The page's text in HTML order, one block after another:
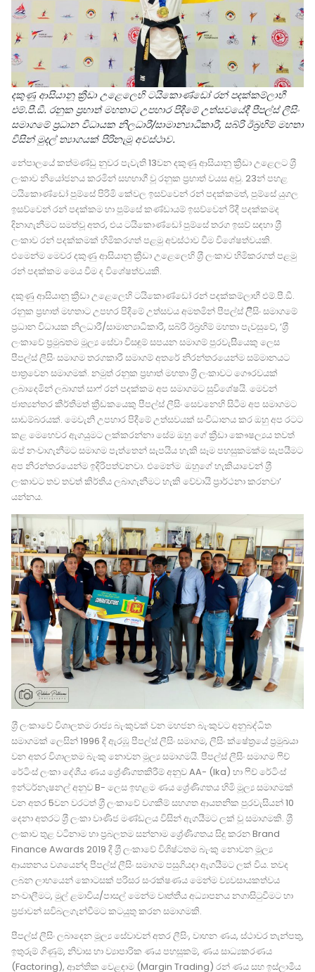
දකුණු ආසියානූ ක්‍රීඩා උළෙලෙහි ටයිකොණ්ඩෝ රන් පදක්කම්ලාභී
එම්.පී.ඞී. රනුක ප‍්‍රභාත් මහතාට උපහාර පිදීමේ උත්සවයේදී පීපල්ස් ලීසිං
සමාගමේ ප‍්‍රධාන විධායක නිලධාරී/සාමාන්‍යාධිකාරී, සබ්රි ඊබ‍්‍රහිම් මහතා
විසින් මුදල් ත්‍යාගයක් පිරිනැමූ අවස්ථාව.
නේපාලයේ කත්මණ්ඩු නුවර පැවැති 13වන දකුණු ආසියානු ක්‍රීඩා උළෙලට ශ‍්‍රී
ලංකාව නියෝජනය කරමින් සහභාගී වූ රනුක ප‍්‍රභාත් වයස අවු. 23න් පහළ
ටයිකොණ්ඩෝ පුම්සේ පිරිමි කේවල ඉසව්වෙන් රන් පදක්කමත්, පුම්සේ යුගල
ඉසව්වෙන් රන් පදක්කම හා පුම්සේ කණ්ඩායම් ඉසව්වෙන් රිදී පදක්කමද
දිනාගැනීමට සමත්වූ අතර, එය ටයිකොණ්ඩෝ පුම්සේ තරග ඉසව් සඳහා ශ‍්‍රී
ලංකාව රන් පදක්කමක් හිමිකරගත් පළමු අවස්ථාව වීම විශේෂත්වයකි.
එමෙන්ම මෙවර දකුණු ආසියානු ක්‍රීඩා උළෙලෙහි ශ‍්‍රී ලංකාව හිමිකරගත් පළමු
රන් පදක්කම මෙය වීම ද විශේෂත්වයකි.
දකුණු ආසියානූ ක්‍රීඩා උළෙලෙහි ටයිකොණ්ඩෝ රන් පදක්කම්ලාභී එම්.පී.ඞී.
රනුක ප‍්‍රභාත් මහතාට උපහර පිදීමේ උත්සවය අමතමින් පීපල්ස් ලීිසිං සමාගමේ
ප‍්‍රධාන විධායක නිලධාරී/සාමාන්‍යාධිකාරී, සබ්රි ඊබ‍්‍රහිම් මහතා පැවසුවේ, ‘ශ‍්‍රී
ලංකාවේ ප‍්‍රමුඛතම මූල්‍ය සේවා විසඳුම් සපයන සමාගම් පුරවැසිියෙකු ලෙස
පීපල්ස් ලීසිං සමාගම තරගකාරී සමාගම් අතරේ නිරන්තරයෙන්ම සම්මානයට
පාත‍්‍රවෙන සමාගමක්. නමුත් රනුක ප‍්‍රභාත් මහතා ශ‍්‍රී ලංකාවට ගෞරවයක්
ලබාදෙමින් ලබාගත් සාෆ් රන් පදක්කම අප සමාගමට සුවිශේෂයි. මෙවන්
ජාත්‍යන්තර කීර්තිමත් ක්‍රීඩකයෙකු පීපල්ස් ලීසිං සෙවනෙහි සිටීම අප සමාගමට
සාඩම්බරයක්. මෙවැනි උපහාර පිදීමේ උත්සවයක් සංවිධානය කර ඔහු අප රටට
කළ මෙහෙවර ඇගයුමට ලක්කරන්නා සේම ඔහු ගේ ක්‍රීඩා කෞෂල්‍යය තවත්
ඔප් නංවාගැනීමට සමාගම පැත්තෙන් සැපයිය හැකි සෑම පහසුකමක්ම සැපයීමට
අප නිරන්තරයෙන්ම ඉදිරිපත්වනවා. එමෙන්ම ඔහුගේ හැකියාවෙන් ශ‍්‍රී
ලංකාවට තව තවත් කිර්තිය ලබාගැනීමට හැකි වේවායි ප‍්‍රාර්ථනා කරනවා’
යන්නය.
ශ‍්‍රී ලංකාවේ විශාලතම රාජ්‍ය බැංකුවක් වන මහජන බැංකුවට අනුබද්ධිත
සමාගමක් ලෙසින් 1996 දී ඇරඹූ පීපල්ස් ලීසිං සමාගම, ලීසිං ක්ෂේත‍්‍රයේ ප‍්‍රමුඛයා
වන අතර විශාලතම බැංකු නොවන මූල්‍ය සමාගමයි. පීපල්ස් ලීසිං සමාගම ෆිච්
රේටිංස් ලංකා දේශීය ණය ශ්‍රේණිගතකිරීම් අනුව AA- (lka) හා ෆිච් රේටිංස්
ඉන්ටර්නැෂනල් අනුව B- ලෙස ඉහළම ණය ශ්‍රේණිගතය හිමි මූල්‍ය සමාගමක්
වන අතර 5වන වරටත් ශ‍්‍රී ලංකාවේ වගකීම් සහගත ආයතනික පුරවැසියන් 10
දෙනා අතරට ශ‍්‍රී ලංකා වාණිජ මණ්ඩලය විසින් ඇගයීමට ලක් වූ සමාගමකි. ශ‍්‍රී
ලංකාව තුළ වටිනාම හා ප‍්‍රබලතම සන්නාම ශ්‍රේණිගතය සිදු කරන Brand
Finance Awards 2019 දී ශ‍්‍රී ලංකාවේ විශිෂ්ටතම බැංකු නොවන මූල්‍ය
ආයතනය වශයෙන්ද පීපල්ස් ලීසිං සමාගම පසුගියදා ඇගයීමට ලක් විය. තවද
ලබන ලාභයෙන් කොටසක් පරිසර සංරක්ෂණය මෙන්ම ව්‍යවසායකත්වය
නංවාලීමට, මුල් ළමාවිය/පාසල් මෙන්ම වෘත්තීය අධ්‍යාපනය නගාසිටුවීමට හා
ප‍්‍රජාවන් සවිබලගැන්වීමට කටයුතු කරන සමාගමකි.
පීපල්ස් ලීසිං ලබාදෙන මූල්‍ය සේවාවන් අතර ලීසිං, වාහන ණය, ස්ථාවර තැන්පතු,
ඉතුරුම් ගිණුම්, නිවාස හා ව්‍යාපාරික ණය පහසුකම්, ණය සාධ්‍යකරණය
(Factoring), ආන්තික වෙළඳාම (Margin Trading) රන් ණය සහ ඉස්ලාමීය